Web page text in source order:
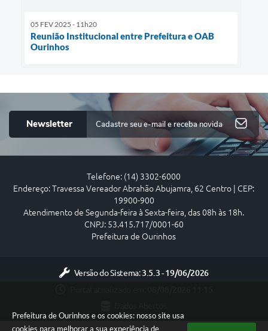
Prefeitura de Ourinhos e os cookies: nosso site usa
cookies para melhorar a sua experiência de
05 FEV 2025 - 11h20
Reunião Institucional entre Prefeitura e OAB
Ourinhos
Newsletter
Telefone: (14) 3302-6000
Endereço: Travessa Vereador Abrahão Abujamra, 62 Centro | CEP:
19900-900
Atendimento de Segunda-feira à Sexta-feira, das 08h às 18h.
CNPJ: 53.415.717/0001-60
Prefeitura de Ourinhos
Versão do Sistema:3.5.3 - 19/06/2026